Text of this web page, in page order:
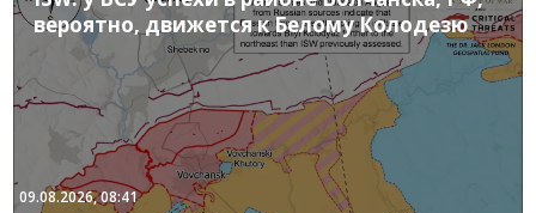
вероятно, движется к Белому Колодезю
09.08.2026, 08:41